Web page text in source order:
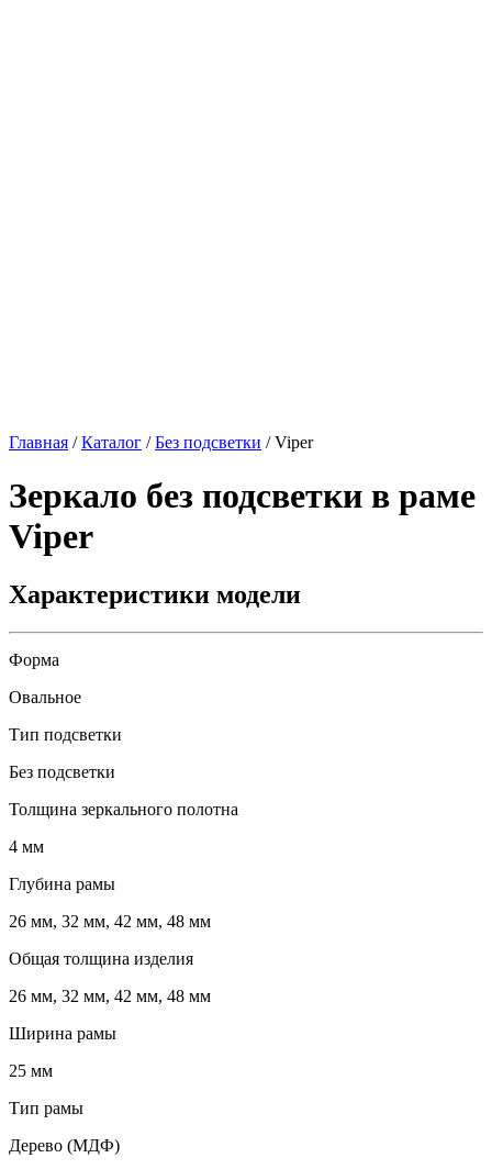
Главная /Каталог /Без подсветки /Viper
Зеркало без подсветки в раме
Viper
Характеристики модели
Форма
Овальное
Тип подсветки
Без подсветки
Толщина зеркального полотна
4 мм
Глубина рамы
26 мм, 32 мм, 42 мм, 48 мм
Общая толщина изделия
26 мм, 32 мм, 42 мм, 48 мм
Ширина рамы
25 мм
Тип рамы
Дерево (МДФ)